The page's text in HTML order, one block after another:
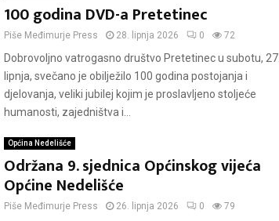
100 godina DVD-a Pretetinec
Piše Međimurje Press 28. lipnja 2026 0 72
Dobrovoljno vatrogasno društvo Pretetinec u subotu, 27.
lipnja, svečano je obilježilo 100 godina postojanja i
djelovanja, veliki jubilej kojim je proslavljeno stoljeće
humanosti, zajedništva i...
Općina Nedelišće
Održana 9. sjednica Općinskog vijeća
Općine Nedelišće
Piše Međimurje Press 26. lipnja 2026 0 79